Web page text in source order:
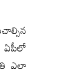
ఏపీలో
ఎలా